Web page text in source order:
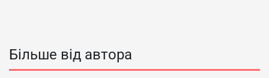
Більше від автора